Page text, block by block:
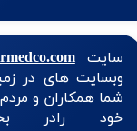
سایت
وبسایت های در
شما همکاران و
خود